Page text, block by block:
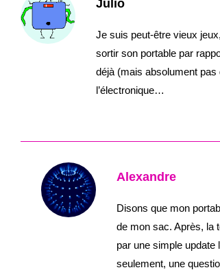
Julio
Je suis peut-être vieux
sortir son portable par
déjà (mais absolument pas
l’électronique…
Alexandre
Disons que mon
de mon sac. Après, la
par une simple update
seulement, une